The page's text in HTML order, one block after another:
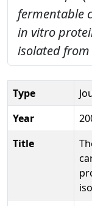
fermentable
in vitro
isolated from
Type
Year
Title